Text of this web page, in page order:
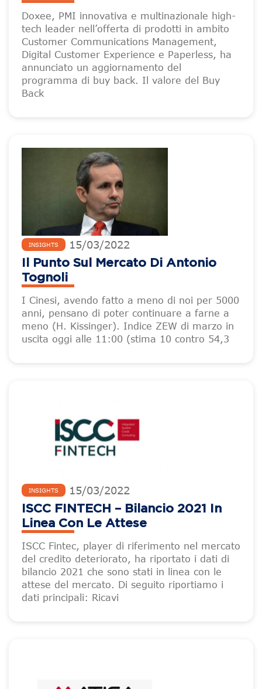
Doxee, PMI innovativa e multinazionale high-
tech leader nell’offerta di prodotti in ambito
Customer Communications Management,
Digital Customer Experience e Paperless, ha
annunciato un aggiornamento del
programma di buy back. Il valore del Buy
Back
INSIGHTS 15/03/2022
Il Punto Sul Mercato Di Antonio
Tognoli
I Cinesi, avendo fatto a meno di noi per 5000
anni, pensano di poter continuare a farne a
meno (H. Kissinger). Indice ZEW di marzo in
uscita oggi alle 11:00 (stima 10 contro 54,3
INSIGHTS 15/03/2022
ISCC FINTECH – Bilancio 2021 In
Linea Con Le Attese
ISCC Fintec, player di riferimento nel mercato
del credito deteriorato, ha riportato i dati di
bilancio 2021 che sono stati in linea con le
attese del mercato. Di seguito riportiamo i
dati principali: Ricavi